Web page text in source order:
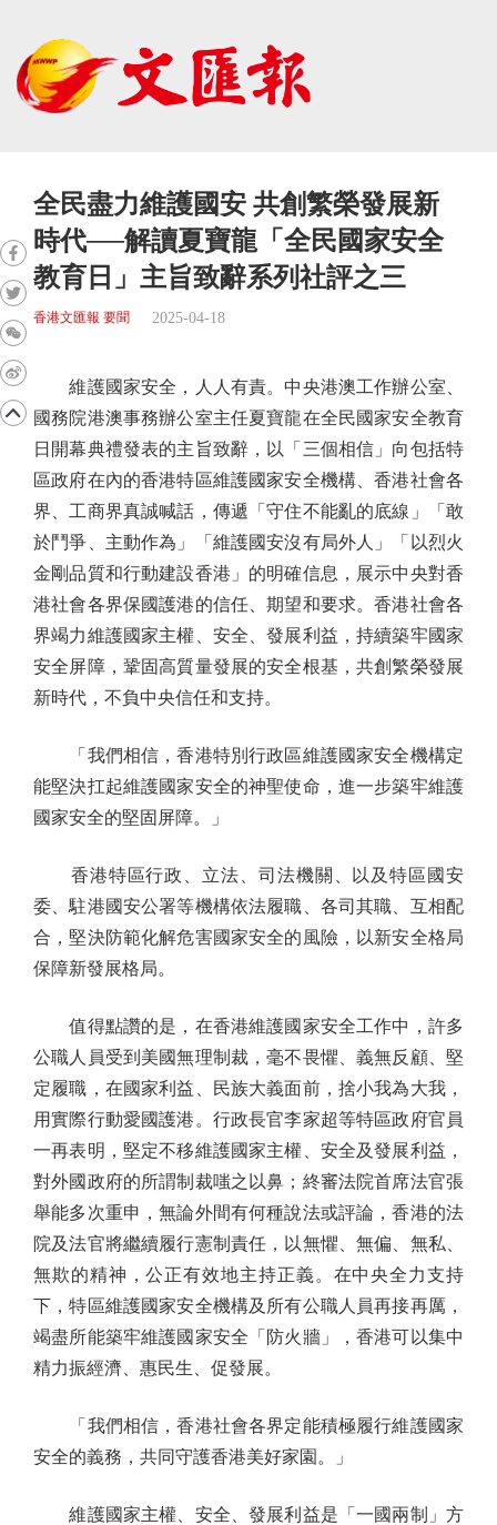
全民盡力維護國安 共創繁榮發展新
時代──解讀夏寶龍「全民國家安全
教育日」主旨致辭系列社評之三
香港文匯報 要聞 2025-04-18
維護國家安全，人人有責。中央港澳工作辦公室、
國務院港澳事務辦公室主任夏寶龍在全民國家安全教育
日開幕典禮發表的主旨致辭，以「三個相信」向包括特
區政府在內的香港特區維護國家安全機構、香港社會各
界、工商界真誠喊話，傳遞「守住不能亂的底線」「敢
於鬥爭、主動作為」「維護國安沒有局外人」「以烈火
金剛品質和行動建設香港」的明確信息，展示中央對香
港社會各界保國護港的信任、期望和要求。香港社會各
界竭力維護國家主權、安全、發展利益，持續築牢國家
安全屏障，鞏固高質量發展的安全根基，共創繁榮發展
新時代，不負中央信任和支持。
「我們相信，香港特別行政區維護國家安全機構定
能堅決扛起維護國家安全的神聖使命，進一步築牢維護
國家安全的堅固屏障。」
香港特區行政、立法、司法機關、以及特區國安
委、駐港國安公署等機構依法履職、各司其職、互相配
合，堅決防範化解危害國家安全的風險，以新安全格局
保障新發展格局。
值得點讚的是，在香港維護國家安全工作中，許多
公職人員受到美國無理制裁，毫不畏懼、義無反顧、堅
定履職，在國家利益、民族大義面前，捨小我為大我，
用實際行動愛國護港。行政長官李家超等特區政府官員
一再表明，堅定不移維護國家主權、安全及發展利益，
對外國政府的所謂制裁嗤之以鼻；終審法院首席法官張
舉能多次重申，無論外間有何種說法或評論，香港的法
院及法官將繼續履行憲制責任，以無懼、無偏、無私、
無欺的精神，公正有效地主持正義。在中央全力支持
下，特區維護國家安全機構及所有公職人員再接再厲，
竭盡所能築牢維護國家安全「防火牆」，香港可以集中
精力振經濟、惠民生、促發展。
「我們相信，香港社會各界定能積極履行維護國家
安全的義務，共同守護香港美好家園。」
維護國家主權、安全、發展利益是「一國兩制」方